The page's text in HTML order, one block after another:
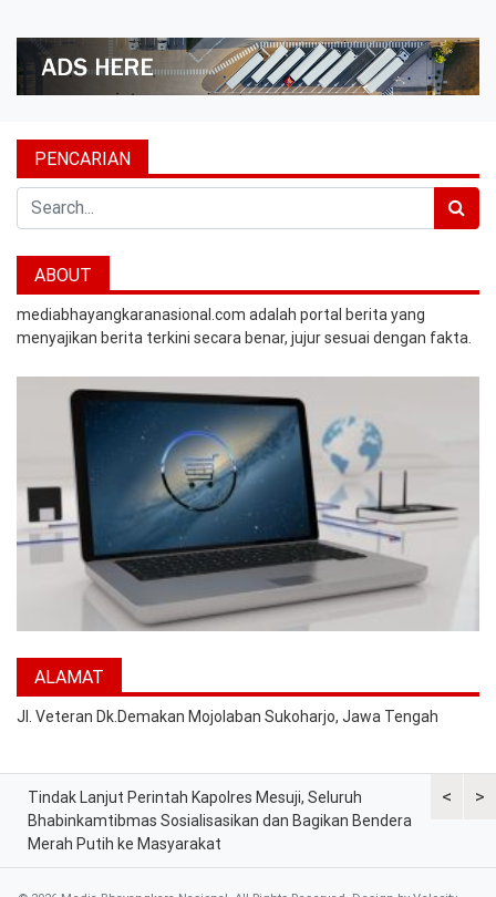
PENCARIAN
Search
ABOUT
mediabhayangkaranasional.com adalah portal berita yang
menyajikan berita terkini secara benar, jujur sesuai dengan fakta.
ALAMAT
Jl. Veteran Dk.Demakan Mojolaban Sukoharjo, Jawa Tengah
<
Tindak Lanjut Perintah Kapolres Mesuji, Seluruh
Bhabinkamtibmas Sosialisasikan dan Bagikan Bendera
Merah Putih ke Masyarakat
Sat
>